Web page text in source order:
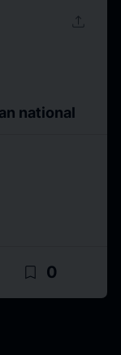
upload
national
bookmark_border 0